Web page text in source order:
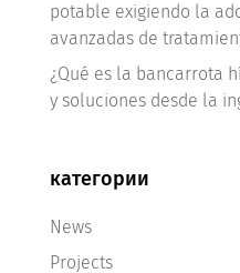
potable exigiendo la
avanzadas de
¿Qué es la bancarrota
y soluciones desde la
категории
News
Projects